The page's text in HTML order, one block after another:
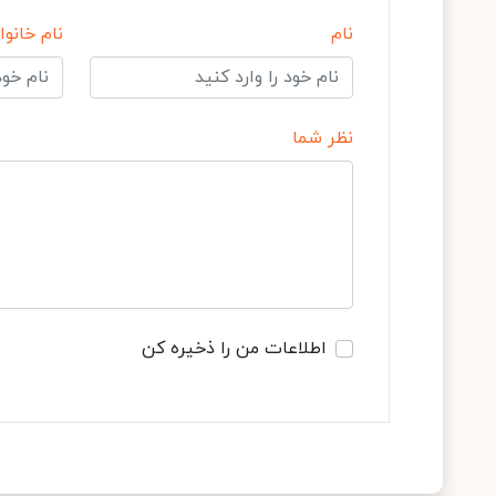
نام نام
نظر شما
اطلاعات من را ذخیره کن